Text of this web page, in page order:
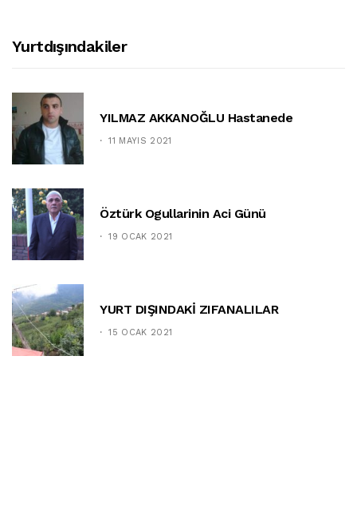
Yurtdışındakiler
YILMAZ AKKANOĞLU Hastanede
11 MAYIS 2021
Öztürk Ogullarinin Aci Günü
19 OCAK 2021
YURT DIŞINDAKİ ZIFANALILAR
15 OCAK 2021